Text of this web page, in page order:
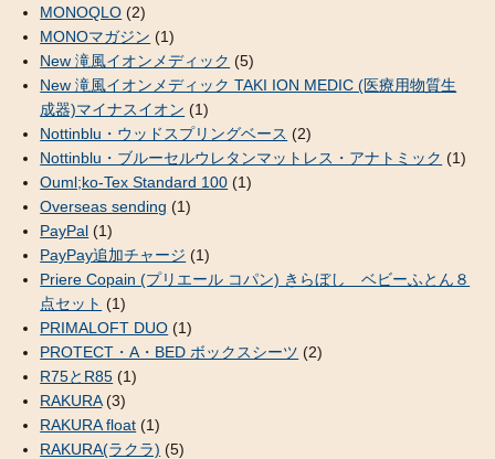
MONOQLO (2)
MONOマガジン (1)
New 滝風イオンメディック (5)
New 滝風イオンメディック TAKI ION MEDIC (医療用物質生
成器)マイナスイオン (1)
Nottinblu・ウッドスプリングベース (2)
Nottinblu・ブルーセルウレタンマットレス・アナトミック (1)
Ouml;ko-Tex Standard 100 (1)
Overseas sending (1)
PayPal (1)
PayPay追加チャージ (1)
Priere Copain (プリエール コパン) きらぼし ベビーふとん８
点セット (1)
PRIMALOFT DUO (1)
PROTECT・A・BED ボックスシーツ (2)
R75とR85 (1)
RAKURA(3)
RAKURA float (1)
RAKURA(ラクラ) (5)